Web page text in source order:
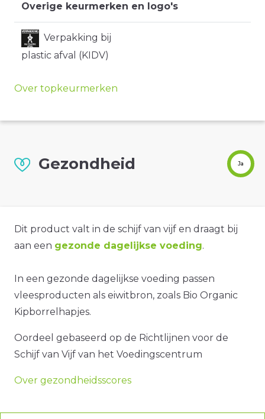
Overige keurmerken en logo's
Verpakking bij
plastic afval (KIDV)
Over topkeurmerken
Gezondheid Ja
Dit product valt in de schijf van vijf en draagt bij
aan een gezonde dagelijkse voeding.
In een gezonde dagelijkse voeding passen
vleesproducten als eiwitbron, zoals Bio Organic
Kipborrelhapjes.
Oordeel gebaseerd op de Richtlijnen voor de
Schijf van Vijf van het Voedingscentrum
Over gezondheidsscores